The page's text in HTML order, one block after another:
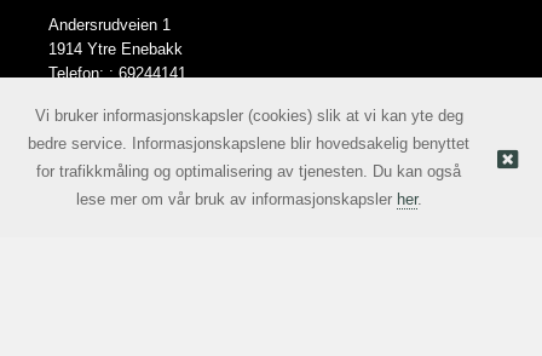
Andersrudveien 1
1914 Ytre Enebakk
Telefon: :69244141
© Lascentrum Norge AS |Nettbutikk levert av Kréatif
Vi bruker informasjonskapsler (cookies) slik at vi kan yte deg
bedre service. Informasjonskapslene blir hovedsakelig benyttet
for trafikkmåling og optimalisering av tjenesten. Du kan også
lese mer om vår bruk av informasjonskapsler her.